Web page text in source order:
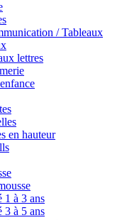
/ Tableaux
lettres
en hauteur
1 à 3 ans
3 à 5 ans